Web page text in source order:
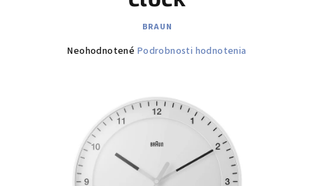
BRAUN
Priemerné
hviezdičiek.
Neohodnotené Podrobnosti hodnotenia